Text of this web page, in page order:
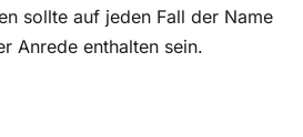
sollte auf jeden Fall der Name
Anrede enthalten sein.